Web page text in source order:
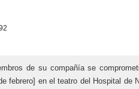
de su compañía se
febrero] en el teatro del Hospital